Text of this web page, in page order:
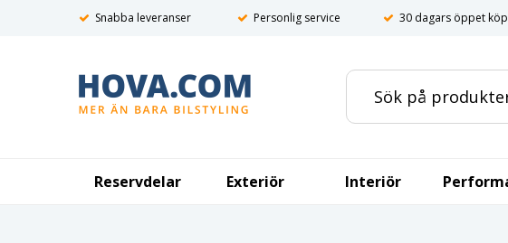
Snabba leveranser Personlig service 30 dagars öppet köp
Reservdelar Exteriör Interiör